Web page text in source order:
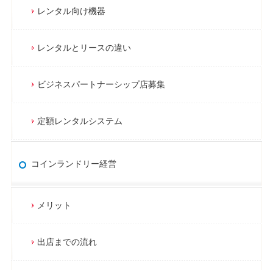
レンタル向け機器
レンタルとリースの違い
ビジネスパートナーシップ店募集
定額レンタルシステム
コインランドリー経営
メリット
出店までの流れ